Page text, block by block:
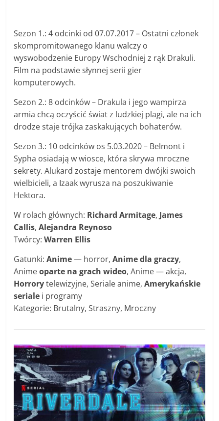
Sezon 1.: 4 odcinki od 07.07.2017 – Ostatni członek
skompromitowanego klanu walczy o
wyswobodzenie Europy Wschodniej z rąk Drakuli.
Film na podstawie słynnej serii gier
komputerowych.
Sezon 2.: 8 odcinków – Drakula i jego wampirza
armia chcą oczyścić świat z ludzkiej plagi, ale na ich
drodze staje trójka zaskakujących bohaterów.
Sezon 3.: 10 odcinków os 5.03.2020 – Belmont i
Sypha osiadają w wiosce, która skrywa mroczne
sekrety. Alukard zostaje mentorem dwójki swoich
wielbicieli, a Izaak wyrusza na poszukiwanie
Hektora.
W rolach głównych: Richard Armitage, James
Callis,Alejandra Reynoso
Twórcy:Warren Ellis
Gatunki:Anime— horror,Anime dla graczy,
Animeoparte na grach wideo, Anime — akcja,
Horrorytelewizyjne, Seriale anime,Amerykańskie
seriale i programy
Kategorie: Brutalny, Straszny, Mroczny